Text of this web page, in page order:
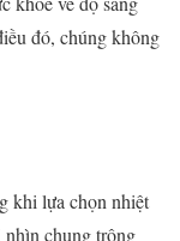
đó, chúng không
khi lựa chọn nhiệt
chung trông